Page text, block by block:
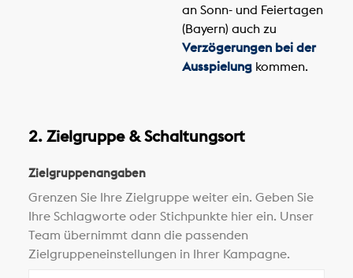
an Sonn- und Feiertagen
(Bayern) auch zu
Verzögerungen bei der
Ausspielungkommen.
2. Zielgruppe & Schaltungsort
Zielgruppenangaben
Grenzen Sie Ihre Zielgruppe weiter ein. Geben Sie
Ihre Schlagworte oder Stichpunkte hier ein. Unser
Team übernimmt dann die passenden
Zielgruppeneinstellungen in Ihrer Kampagne.